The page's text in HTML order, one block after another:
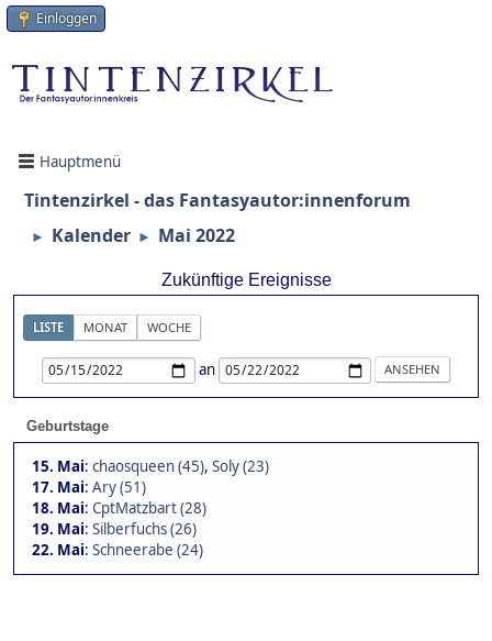
Einloggen
Hauptmenü
Tintenzirkel - das Fantasyautor:innenforum
► Kalender ► Mai 2022
Zukünftige Ereignisse
LISTE MONAT WOCHE
an
Geburtstage
15. Mai: chaosqueen (45), Soly (23)
17. Mai: Ary (51)
18. Mai: CptMatzbart (28)
19. Mai: Silberfuchs (26)
22. Mai: Schneerabe (24)